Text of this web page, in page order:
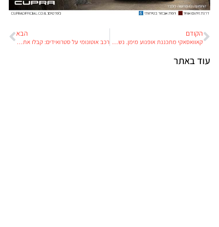
הקודם
קאוואסאקי מתכננת אופנוע מימן. נשמע לכם הגיוני?
הבא
רכב אוטונומי על סטרואידים: קבלו את 'ליגת המרוצים האוטונומיים של אבו דאבי'
עוד באתר